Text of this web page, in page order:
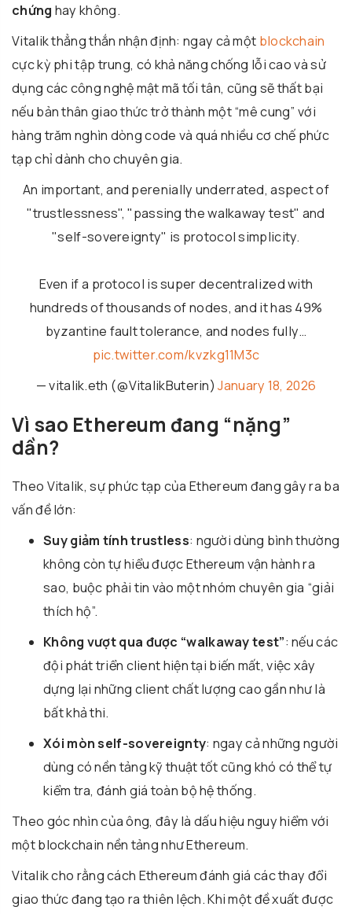
chứng hay không.
Vitalik thẳng thắn nhận định: ngay cả một blockchain
cực kỳ phi tập trung, có khả năng chống lỗi cao và sử
dụng các công nghệ mật mã tối tân, cũng sẽ thất bại
nếu bản thân giao thức trở thành một “mê cung” với
hàng trăm nghìn dòng code và quá nhiều cơ chế phức
tạp chỉ dành cho chuyên gia.
An important, and perenially underrated, aspect of
"trustlessness", "passing the walkaway test" and
"self-sovereignty" is protocol simplicity.
Even if a protocol is super decentralized with
hundreds of thousands of nodes, and it has 49%
byzantine fault tolerance, and nodes fully…
pic.twitter.com/kvzkg11M3c
— vitalik.eth (@VitalikButerin)January 18, 2026
Vì sao Ethereum đang “nặng”
dần?
Theo Vitalik, sự phức tạp của Ethereum đang gây ra ba
vấn đề lớn:
Suy giảm tính trustless: người dùng bình thường
không còn tự hiểu được Ethereum vận hành ra
sao, buộc phải tin vào một nhóm chuyên gia “giải
thích hộ”.
Không vượt qua được “walkaway test”: nếu các
đội phát triển client hiện tại biến mất, việc xây
dựng lại những client chất lượng cao gần như là
bất khả thi.
Xói mòn self-sovereignty: ngay cả những người
dùng có nền tảng kỹ thuật tốt cũng khó có thể tự
kiểm tra, đánh giá toàn bộ hệ thống.
Theo góc nhìn của ông, đây là dấu hiệu nguy hiểm với
một blockchain nền tảng như Ethereum.
Vitalik cho rằng cách Ethereum đánh giá các thay đổi
giao thức đang tạo ra thiên lệch. Khi một đề xuất được